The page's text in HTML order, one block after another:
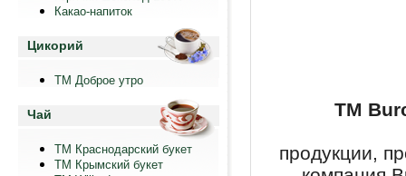
Какао-напиток
Цикорий
ТМ Доброе утро
Чай
ТМ Краснодарский букет
ТМ Крымский букет
ТМ
продукции,